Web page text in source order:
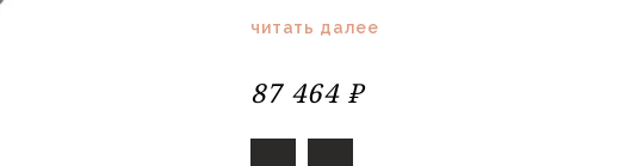
читать далее
87 464 ₽